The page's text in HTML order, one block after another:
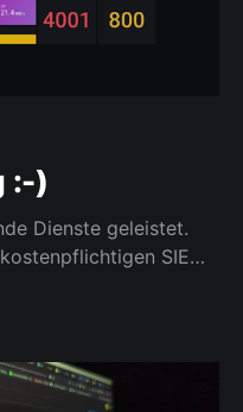
:-)
Dienste geleistet.
SIEM
lassen sich
Gelegenheit
ebenfalls leicht hinzufügen lässt. Zuerst vermisste ich